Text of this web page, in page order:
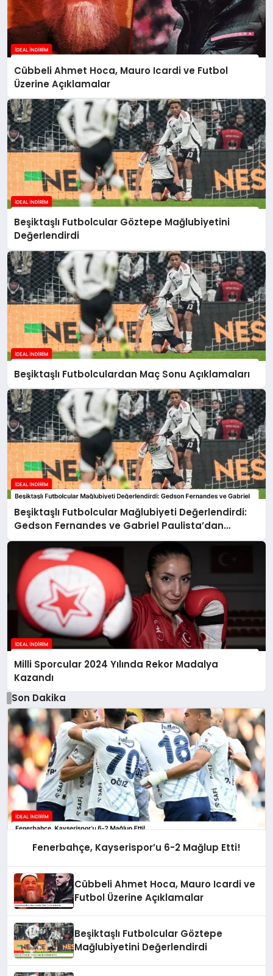
Cübbeli Ahmet Hoca, Mauro Icardi ve Futbol
Üzerine Açıklamalar
Beşiktaşlı Futbolcular Göztepe Mağlubiyetini
Değerlendirdi
Beşiktaşlı Futbolculardan Maç Sonu Açıklamaları
Beşiktaşlı Futbolcular Mağlubiyeti Değerlendirdi:
Gedson Fernandes ve Gabriel Paulista’dan
Açıklamalar
Milli Sporcular 2024 Yılında Rekor Madalya
Kazandı
Son Dakika
Fenerbahçe, Kayserispor’u 6-2 Mağlup Etti!
Cübbeli Ahmet Hoca, Mauro Icardi ve
Futbol Üzerine Açıklamalar
Beşiktaşlı Futbolcular Göztepe
Mağlubiyetini Değerlendirdi